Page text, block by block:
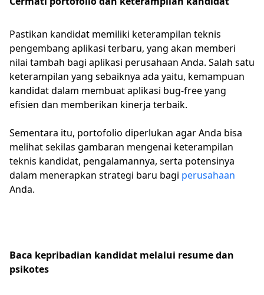
Pastikan kandidat memiliki keterampilan teknis
pengembang aplikasi terbaru, yang akan memberi
nilai tambah bagi aplikasi perusahaan Anda. Salah satu
keterampilan yang sebaiknya ada yaitu, kemampuan
kandidat dalam membuat aplikasi bug-free yang
efisien dan memberikan kinerja terbaik.
Sementara itu, portofolio diperlukan agar Anda bisa
melihat sekilas gambaran mengenai keterampilan
teknis kandidat, pengalamannya, serta potensinya
dalam menerapkan strategi baru bagi perusahaan
Anda.
Baca kepribadian kandidat melalui resume dan
psikotes